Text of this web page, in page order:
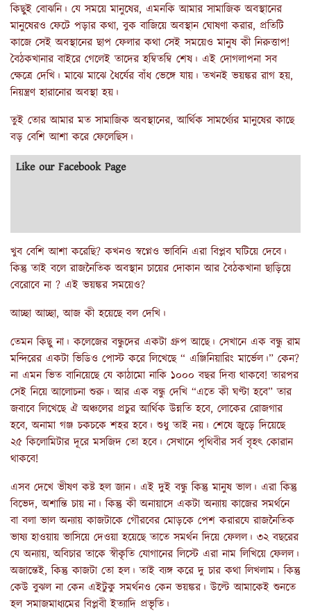
কিছুই বোঝনি। যে সময়ে মানুষের, এমনকি আমার সামাজিক অবস্থানের
মানুষেরও ফেটে পড়ার কথা, বুক বাজিয়ে অবস্থান ঘোষণা করার, প্রতিটি
কাজে সেই অবস্থানের ছাপ ফেলার কথা সেই সময়েও মানুষ কী নিরুত্তাপ!
বৈঠকখানার বাইরে গেলেই তাদের হম্বিতম্বি শেষ। এই দোগলাপনা সব
ক্ষেত্রে দেখি। মাঝে মাঝে ধৈর্যের বাঁধ ভেঙ্গে যায়। তখনই ভয়ঙ্কর রাগ হয়,
নিয়ন্ত্রণ হারানোর অবস্থা হয়।
তুই তোর আমার মত সামাজিক অবস্থানের, আর্থিক সামর্থ্যের মানুষের কাছে
বড় বেশি আশা করে ফেলেছিস।
Like our Facebook Page
খুব বেশি আশা করেছি? কখনও স্বপ্নেও ভাবিনি এরা বিপ্লব ঘটিয়ে দেবে।
কিন্তু তাই বলে রাজনৈতিক অবস্থান চায়ের দোকান আর বৈঠকখানা ছাড়িয়ে
বেরোবে না ? এই ভয়ঙ্কর সময়েও?
আচ্ছা আচ্ছা, আজ কী হয়েছে বল দেখি।
তেমন কিছু না। কলেজের বন্ধুদের একটা গ্রুপ আছে। সেখানে এক বন্ধু রাম
মন্দিরের একটা ভিডিও পোস্ট করে লিখেছে “ এঞ্জিনিয়ারিং মার্ভেল।” কেন?
না এমন ভিত বানিয়েছে যে কাঠামো নাকি ১০০০ বছর দিব্য থাকবে! তারপর
সেই নিয়ে আলোচনা শুরু। আর এক বন্ধু দেখি “এতে কী ঘণ্টা হবে” তার
জবাবে লিখেছে ঐ অঞ্চলের প্রচুর আর্থিক উন্নতি হবে, লোকের রোজগার
হবে, অনামা গঞ্জ চকচকে শহর হবে। শুধু তাই নয়। শেষে জুড়ে দিয়েছে
২৫ কিলোমিটার দূরে মসজিদ তো হবে। সেখানে পৃথিবীর সর্ব বৃহৎ কোরান
থাকবে!
এসব দেখে ভীষণ কষ্ট হল জান। এই দুই বন্ধু কিন্তু মানুষ ভাল। এরা কিন্তু
বিভেদ, অশান্তি চায় না। কিন্তু কী অনায়াসে একটা অন্যায় কাজের সমর্থনে
বা বলা ভাল অন্যায় কাজটাকে গৌরবের মোড়কে পেশ করারযে রাজনৈতিক
ভাষ্য হাওয়ায় ভাসিয়ে দেওয়া হয়েছে তাতে সমর্থন দিয়ে ফেলল। ৩২ বছরের
যে অন্যায়, অবিচার তাকে স্বীকৃতি যোগানের লিস্টে এরা নাম লিখিয়ে ফেলল।
অজান্তেই, কিন্তু কাজটা তো হল। তাই ব্যঙ্গ করে দু চার কথা লিখলাম। কিন্তু
কেউ বুঝল না কেন এইটুকু সমর্থনও কেন ভয়ঙ্কর। উল্টে আমাকেই শুনতে
হল সমাজমাধ্যমের বিপ্লবী ইত্যাদি প্রভৃতি।